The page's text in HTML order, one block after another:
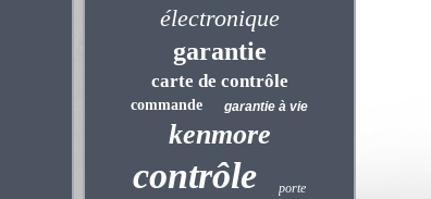
électronique
garantie
carte de contrôle
commande garantie à vie
kenmore
contrôle porte